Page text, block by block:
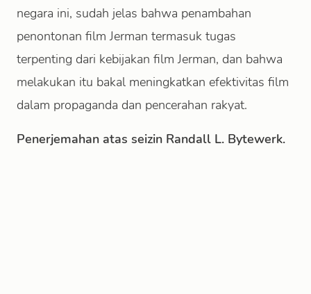
negara ini, sudah jelas bahwa penambahan
penontonan film Jerman termasuk tugas
terpenting dari kebijakan film Jerman, dan bahwa
melakukan itu bakal meningkatkan efektivitas film
dalam propaganda dan pencerahan rakyat.
Penerjemahan atas seizin Randall L. Bytewerk.